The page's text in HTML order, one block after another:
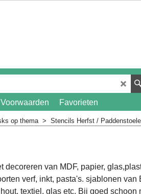
Voorwaarden
Favorieten
op thema> Stencils Herfst /
decoreren van MDF, papier,
verf, inkt, pasta's. sjablonen van
textiel, glas etc. Bij goed schoon